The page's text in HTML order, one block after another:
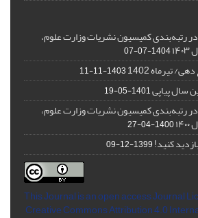
رتبه‌بندی کمیسیون نشریات وزارت علوم،
1404-07-07
تیرماه 1402 1403-11-11
سال پیاپی1401-05-19
رتبه‌بندی کمیسیون نشریات وزارت علوم،
1400-04-27
کنید!1399-12-09
This Journal is an open access Journal
Creative Commons Attribution 4.0